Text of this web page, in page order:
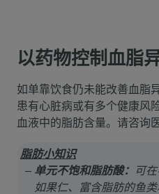
以药物控制血脂
如单靠饮食仍未能改善血脂
患有心脏病或有多个健康风
血液中的脂肪含量。请咨询
脂肪小知识
单元不饱和脂肪酸： 可
如果仁、富含脂肪的鱼